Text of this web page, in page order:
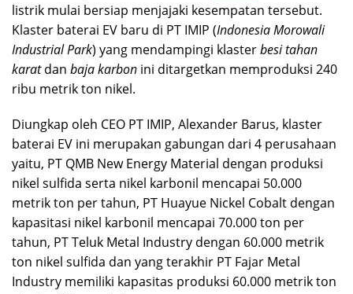
listrik mulai bersiap menjajaki kesempatan tersebut.
Klaster baterai EV baru di PT IMIP (Indonesia Morowali
Industrial Park) yang mendampingi klasterbesi tahan
karatdan baja karbon ini ditargetkan memproduksi 240
ribu metrik ton nikel.
Diungkap oleh CEO PT IMIP, Alexander Barus, klaster
baterai EV ini merupakan gabungan dari 4 perusahaan
yaitu, PT QMB New Energy Material dengan produksi
nikel sulfida serta nikel karbonil mencapai 50.000
metrik ton per tahun, PT Huayue Nickel Cobalt dengan
kapasitasi nikel karbonil mencapai 70.000 ton per
tahun, PT Teluk Metal Industry dengan 60.000 metrik
ton nikel sulfida dan yang terakhir PT Fajar Metal
Industry memiliki kapasitas produksi 60.000 metrik ton